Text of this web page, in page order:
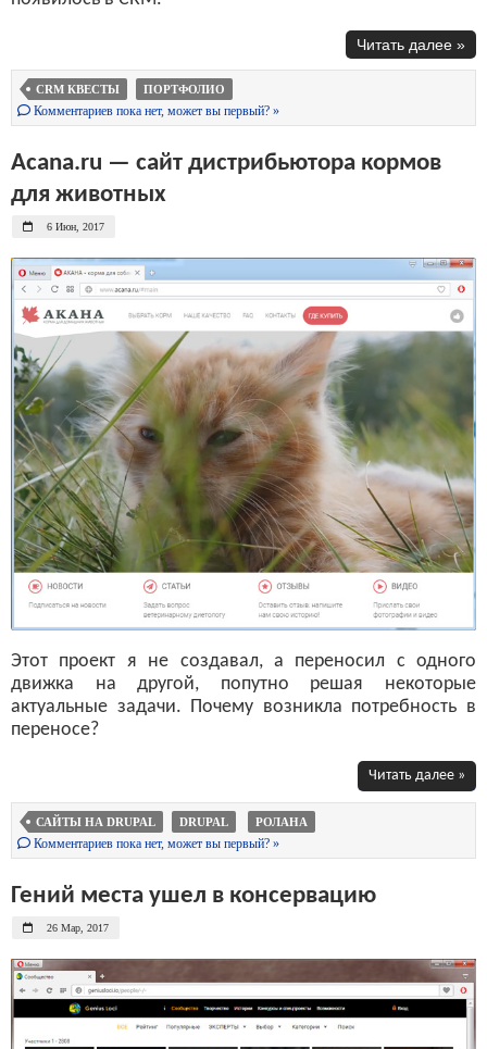
Читать далее »
CRM КВЕСТЫ ПОРТФОЛИО
Комментариев пока нет, может вы первый? »
Acana.ru — сайт дистрибьютора кормов
для животных
6 Июн, 2017
Этот проект я не создавал, а переносил с одного
движка на другой, попутно решая некоторые
актуальные задачи. Почему возникла потребность в
переносе?
Читать далее »
САЙТЫ НА DRUPAL DRUPAL РОЛАНА
Комментариев пока нет, может вы первый? »
Гений места ушел в консервацию
26 Мар, 2017